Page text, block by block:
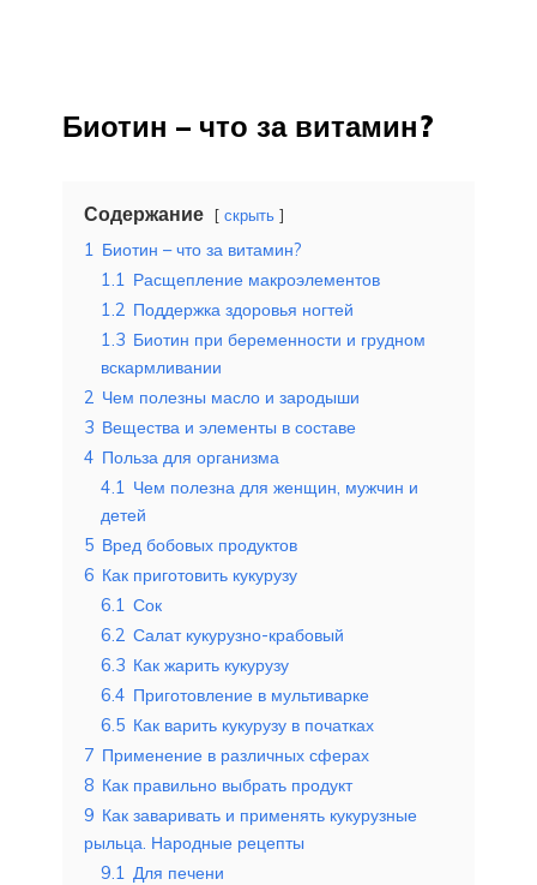
Биотин – что за витамин?
Содержание скрыть
1 Биотин – что за витамин?
1.1 Расщепление макроэлементов
1.2 Поддержка здоровья ногтей
1.3 Биотин при беременности и грудном
вскармливании
2 Чем полезны масло и зародыши
3 Вещества и элементы в составе
4 Польза для организма
4.1 Чем полезна для женщин, мужчин и
детей
5 Вред бобовых продуктов
6 Как приготовить кукурузу
6.1 Сок
6.2 Салат кукурузно-крабовый
6.3 Как жарить кукурузу
6.4 Приготовление в мультиварке
6.5 Как варить кукурузу в початках
7 Применение в различных сферах
8 Как правильно выбрать продукт
9 Как заваривать и применять кукурузные
рыльца. Народные рецепты
9.1 Для печени